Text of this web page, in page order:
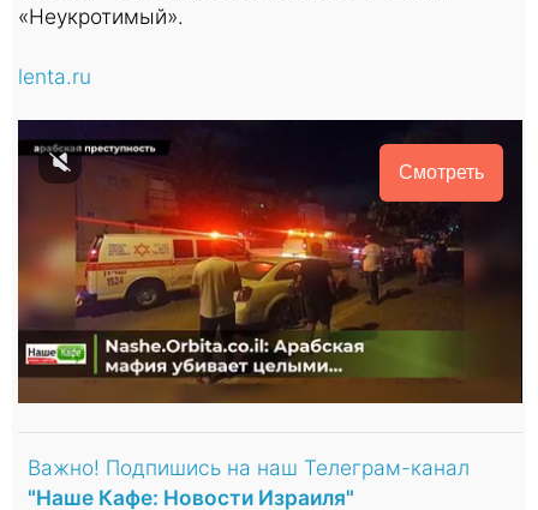
«Неукротимый».
lenta.ru
Смотреть
Важно! Подпишись на наш Телеграм-канал
"Наше Кафе: Новости Израиля"